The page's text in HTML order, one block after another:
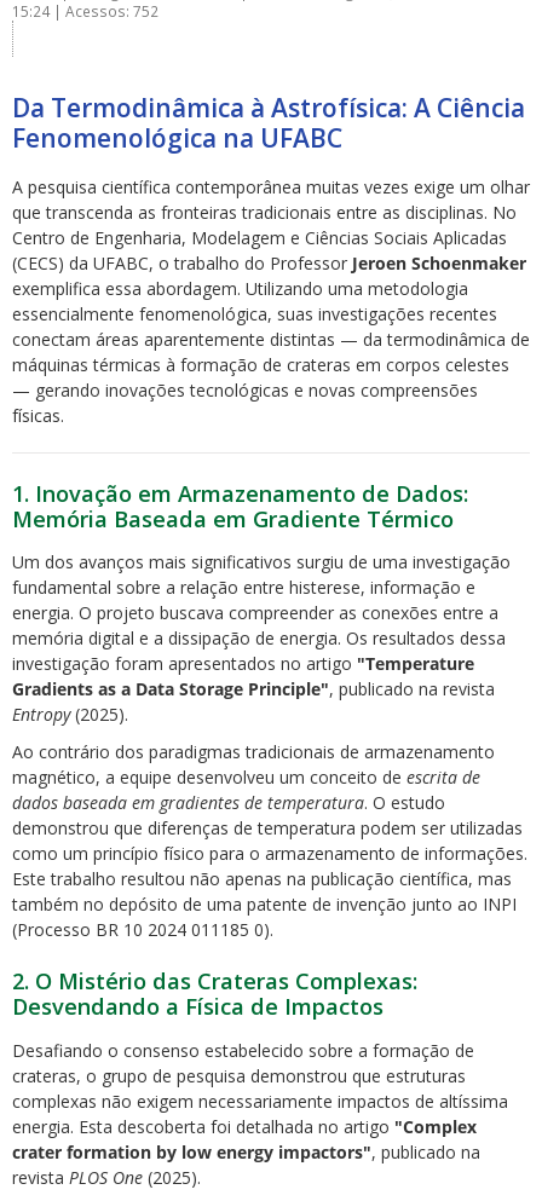
15:24 | Acessos: 752
Da Termodinâmica à Astrofísica: A Ciência
Fenomenológica na UFABC
A pesquisa científica contemporânea muitas vezes exige um olhar
que transcenda as fronteiras tradicionais entre as disciplinas. No
Centro de Engenharia, Modelagem e Ciências Sociais Aplicadas
(CECS) da UFABC, o trabalho do Professor Jeroen Schoenmaker
exemplifica essa abordagem. Utilizando uma metodologia
essencialmente fenomenológica, suas investigações recentes
conectam áreas aparentemente distintas — da termodinâmica de
máquinas térmicas à formação de crateras em corpos celestes
— gerando inovações tecnológicas e novas compreensões
físicas.
1. Inovação em Armazenamento de Dados:
Memória Baseada em Gradiente Térmico
Um dos avanços mais significativos surgiu de uma investigação
fundamental sobre a relação entre histerese, informação e
energia. O projeto buscava compreender as conexões entre a
memória digital e a dissipação de energia. Os resultados dessa
investigação foram apresentados no artigo "Temperature
Gradients as a Data Storage Principle", publicado na revista
Entropy(2025).
Ao contrário dos paradigmas tradicionais de armazenamento
magnético, a equipe desenvolveu um conceito de escrita de
dados baseada em gradientes de temperatura. O estudo
demonstrou que diferenças de temperatura podem ser utilizadas
como um princípio físico para o armazenamento de informações.
Este trabalho resultou não apenas na publicação científica, mas
também no depósito de uma patente de invenção junto ao INPI
(Processo BR 10 2024 011185 0).
2. O Mistério das Crateras Complexas:
Desvendando a Física de Impactos
Desafiando o consenso estabelecido sobre a formação de
crateras, o grupo de pesquisa demonstrou que estruturas
complexas não exigem necessariamente impactos de altíssima
energia. Esta descoberta foi detalhada no artigo "Complex
crater formation by low energy impactors", publicado na
revista PLOS One (2025).